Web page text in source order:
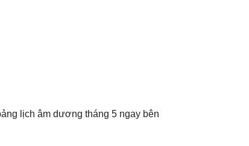
lịch âm dương tháng 5 ngay bên